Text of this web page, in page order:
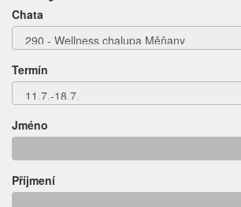
Chata
Termín
Jméno
Příjmení